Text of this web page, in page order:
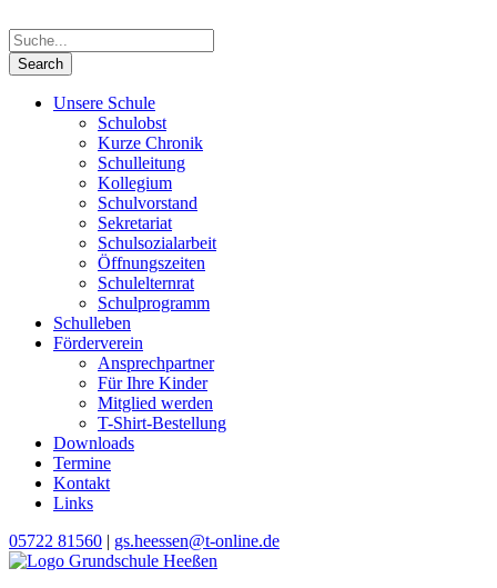
Unsere Schule
Schulobst
Kurze Chronik
Schulleitung
Kollegium
Schulvorstand
Sekretariat
Schulsozialarbeit
Öffnungszeiten
Schulelternrat
Schulprogramm
Schulleben
Förderverein
Ansprechpartner
Für Ihre Kinder
Mitglied werden
T-Shirt-Bestellung
Downloads
Termine
Kontakt
Links
05722 81560 | gs.heessen@t-online.de